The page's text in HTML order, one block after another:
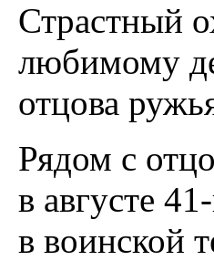
Страстный
любимому
отцова
Рядом с
в августе
в воинской